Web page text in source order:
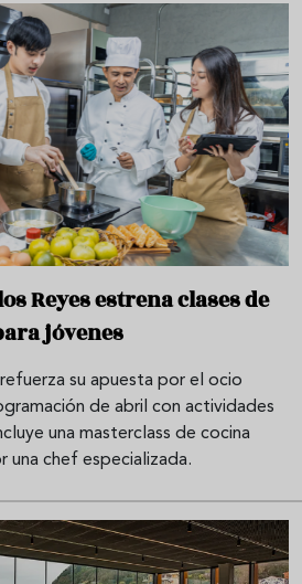
Reyes estrena clases de
jóvenes
su apuesta por el ocio
de abril con actividades
una masterclass de cocina
una chef especializada.